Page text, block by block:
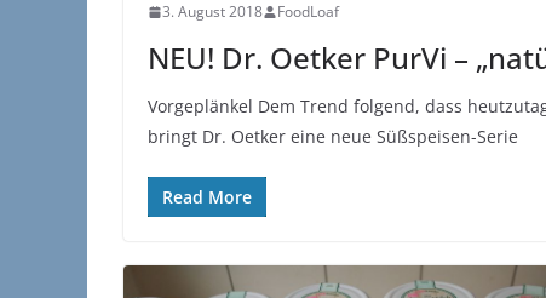
3. August 2018 FoodLoaf
NEU! Dr. Oetker PurVi –
Vorgeplänkel Dem Trend folgend, dass
bringt Dr. Oetker eine neue Süßspeisen-Serie
Read More